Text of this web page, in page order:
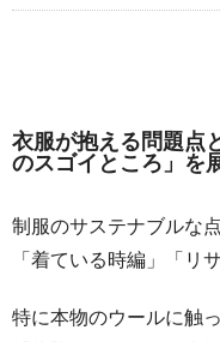
衣服が抱える問題点
のスゴイところ」を
制服のサステナブルな
「着ている時編」「リ
特に本物のウールに触